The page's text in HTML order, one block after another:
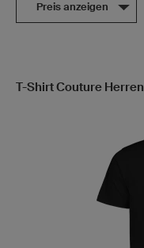
Preis anzeigen
T-Shirt Couture Herren